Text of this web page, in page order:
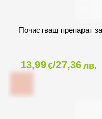
Почистващ препарат
13,99€/27,36лв.